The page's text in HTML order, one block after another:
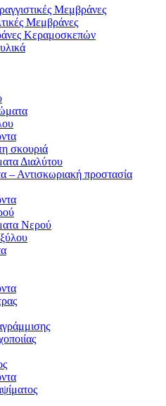
Μεμβράνες
Μεμβράνες
Κεραμοσκεπών
σκουριά
Διαλύτου
– Αντισκωριακή προστασία
Νερού